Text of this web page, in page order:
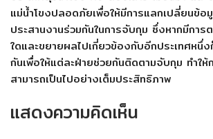
แม่น้ำโขงปลอดภัยเพื่อให้มีการแลกเปลี่ยนข้อ
ประสานงานร่วมกันในการจับกุม ซึ่งหากมีการ
ใดและขยายผลไปเกี่ยวข้องกับอีกประเทศหนึ่
กันเพื่อให้แต่ละฝ่ายช่วยกันติดตามจับกุม ทำให้
สามารถเป็นไปอย่างเต็มประสิทธิภาพ
แสดงความคิดเห็น